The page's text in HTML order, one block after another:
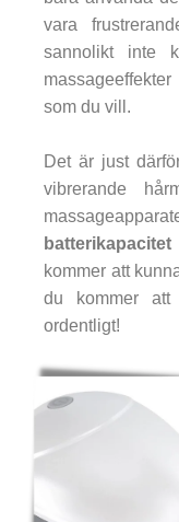
vara
sannolikt inte
som du vill.
Det är just
vibrerande
batterikapacitet
kommer att
du kommer
ordentligt!